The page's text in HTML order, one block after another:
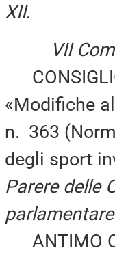
XII.
VII
«Modifiche
n. 363
degli sport
Parere delle
ANTIMO